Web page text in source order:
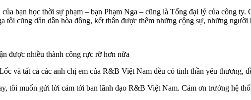
bạn học thời sự phạm – bạn Phạm Nga – cũng là Tổng đại lý của công
tôi cũng dần dần hòa đồng, kết thân được thêm những cộng sự, những người
được nhiều thành công rực rỡ hơn nữa
và tất cả các anh chị em của R&B Việt Nam đều có tinh thần yêu
tôi muốn gửi lời cảm tới ban lãnh đạo R&B Việt Nam. Cảm ơn trưởng hệ